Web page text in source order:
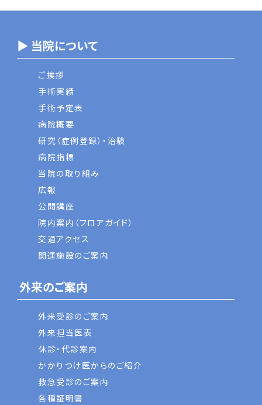
▶ 当院について
ご挨拶
手術実績
手術予定表
病院概要
研究（症例登録）・治験
病院指標
当院の取り組み
広報
公開講座
院内案内（フロアガイド）
交通アクセス
関連施設のご案内
外来のご案内
外来受診のご案内
外来担当医表
休診・代診案内
かかりつけ医からのご紹介
救急受診のご案内
各種証明書